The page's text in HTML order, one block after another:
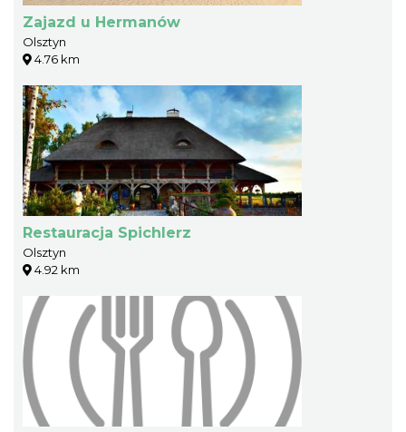
Zajazd u Hermanów
Olsztyn
4.76 km
Restauracja Spichlerz
Olsztyn
4.92 km